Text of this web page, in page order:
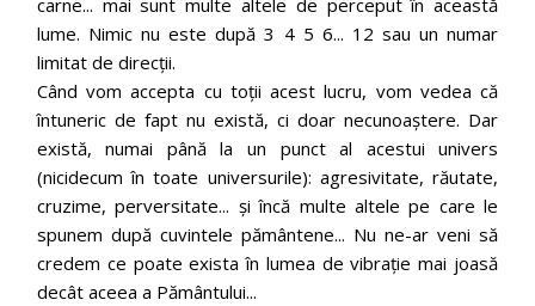
lume. Nimic nu este după 3 4 5 6... 12 sau un numar
limitat de direcții.
Când vom accepta cu toții acest lucru, vom vedea că
întuneric de fapt nu există, ci doar necunoaștere. Dar
există, numai până la un punct al acestui univers
(nicidecum în toate universurile): agresivitate, răutate,
cruzime, perversitate... și încă multe altele pe care le
spunem după cuvintele pământene... Nu ne-ar veni să
credem ce poate exista în lumea de vibrație mai joasă
decât aceea a Pământului...